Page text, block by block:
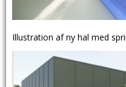
Illustration af ny hal med